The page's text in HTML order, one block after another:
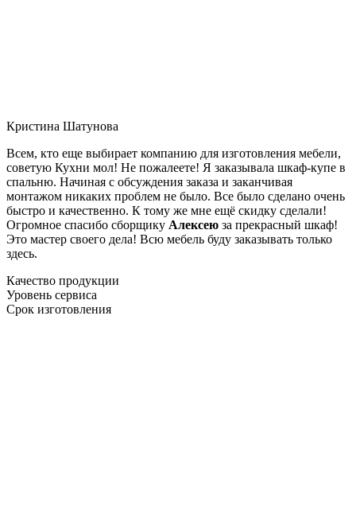
Кристина Шатунова
Всем, кто еще выбирает компанию для изготовления мебели,
советую Кухни мол! Не пожалеете! Я заказывала шкаф-купе в
спальню. Начиная с обсуждения заказа и заканчивая
монтажом никаких проблем не было. Все было сделано очень
быстро и качественно. К тому же мне ещё скидку сделали!
Огромное спасибо сборщику Алексею за прекрасный шкаф!
Это мастер своего дела! Всю мебель буду заказывать только
здесь.
Качество продукции
Уровень сервиса
Срок изготовления